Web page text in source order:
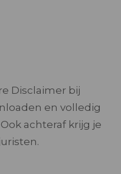
Disclaimer bij
en volledig
achteraf krijg je